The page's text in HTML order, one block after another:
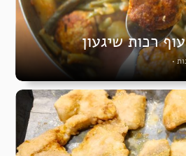
רכות שיגעון
•